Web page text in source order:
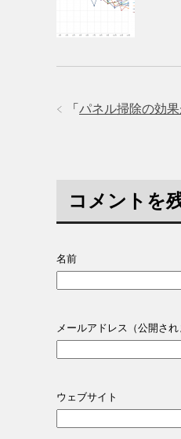
「 パネル掃除の効
コメントを
名前
メールアドレス（公開され
ウェブサイト